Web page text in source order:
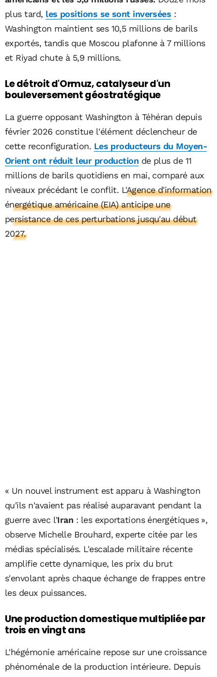
plus tard, les positions se sont inversées :
Washington maintient ses 10,5 millions de barils
exportés, tandis que Moscou plafonne à 7 millions
et Riyad chute à 5,9 millions.
Le détroit d'Ormuz, catalyseur d'un
bouleversement géostratégique
La guerre opposant Washington à Téhéran depuis
février 2026 constitue l'élément déclencheur de
cette reconfiguration. Les producteurs du Moyen-
Orient ont réduit leur production de plus de 11
millions de barils quotidiens en mai, comparé aux
niveaux précédant le conflit. L'Agence d'information
énergétique américaine (EIA) anticipe une
persistance de ces perturbations jusqu'au début
2027.
« Un nouvel instrument est apparu à Washington
qu'ils n'avaient pas réalisé auparavant pendant la
guerre avec l'Iran : les exportations énergétiques »,
observe Michelle Brouhard, experte citée par les
médias spécialisés. L'escalade militaire récente
amplifie cette dynamique, les prix du brut
s'envolant après chaque échange de frappes entre
les deux puissances.
Une production domestique multipliée par
trois en vingt ans
L'hégémonie américaine repose sur une croissance
phénoménale de la production intérieure. Depuis